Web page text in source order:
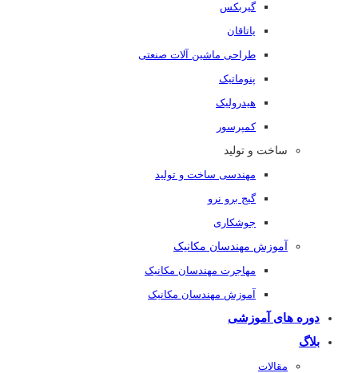
گیربکس
یاتاقان
طراحی ماشین آلات صنعتی
پنوماتیک
هیدرولیک
کمپرسور
ساخت و تولید
مهندسی ساخت و تولید
گیج برو نرو
جوشکاری
آموزش مهندسان مکانیک
مهاجرت مهندسان مکانیک
آموزش مهندسان مکانیک
دوره های آموزشی
بلاگ
مقالات